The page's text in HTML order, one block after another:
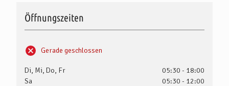
Öffnungszeiten
Gerade geschlossen
Di, Mi, Do, Fr
05:30 - 18:00
Sa
05:30 - 12:00